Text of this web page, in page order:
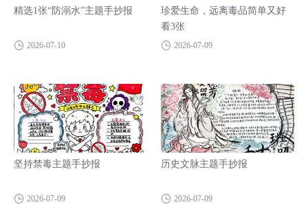
精选1张“防溺水”主题手抄报
2026-07-10
珍爱生命，远离毒品简单又好
看3张
2026-07-09
坚持禁毒主题手抄报
2026-07-09
历史文脉主题手抄报
2026-07-09